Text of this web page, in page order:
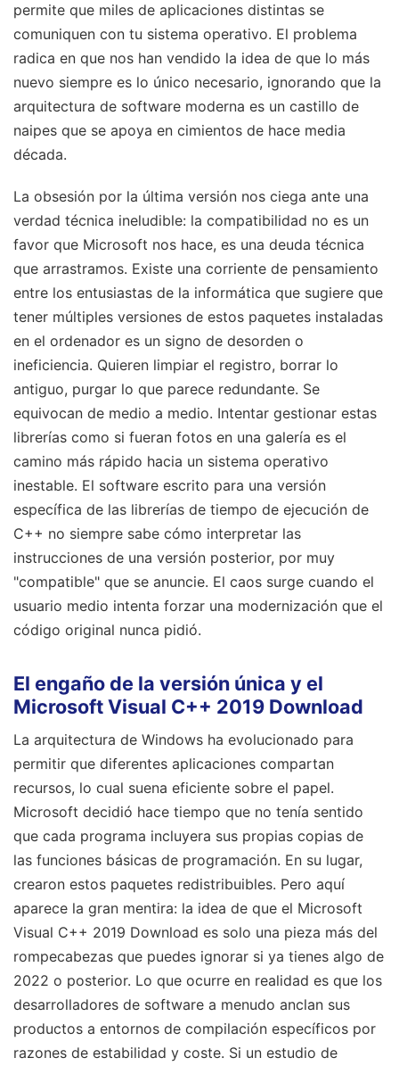
permite que miles de aplicaciones distintas se
comuniquen con tu sistema operativo. El problema
radica en que nos han vendido la idea de que lo más
nuevo siempre es lo único necesario, ignorando que la
arquitectura de software moderna es un castillo de
naipes que se apoya en cimientos de hace media
década.
La obsesión por la última versión nos ciega ante una
verdad técnica ineludible: la compatibilidad no es un
favor que Microsoft nos hace, es una deuda técnica
que arrastramos. Existe una corriente de pensamiento
entre los entusiastas de la informática que sugiere que
tener múltiples versiones de estos paquetes instaladas
en el ordenador es un signo de desorden o
ineficiencia. Quieren limpiar el registro, borrar lo
antiguo, purgar lo que parece redundante. Se
equivocan de medio a medio. Intentar gestionar estas
librerías como si fueran fotos en una galería es el
camino más rápido hacia un sistema operativo
inestable. El software escrito para una versión
específica de las librerías de tiempo de ejecución de
C++ no siempre sabe cómo interpretar las
instrucciones de una versión posterior, por muy
"compatible" que se anuncie. El caos surge cuando el
usuario medio intenta forzar una modernización que el
código original nunca pidió.
El engaño de la versión única y el
Microsoft Visual C++ 2019 Download
La arquitectura de Windows ha evolucionado para
permitir que diferentes aplicaciones compartan
recursos, lo cual suena eficiente sobre el papel.
Microsoft decidió hace tiempo que no tenía sentido
que cada programa incluyera sus propias copias de
las funciones básicas de programación. En su lugar,
crearon estos paquetes redistribuibles. Pero aquí
aparece la gran mentira: la idea de que el Microsoft
Visual C++ 2019 Download es solo una pieza más del
rompecabezas que puedes ignorar si ya tienes algo de
2022 o posterior. Lo que ocurre en realidad es que los
desarrolladores de software a menudo anclan sus
productos a entornos de compilación específicos por
razones de estabilidad y coste. Si un estudio de